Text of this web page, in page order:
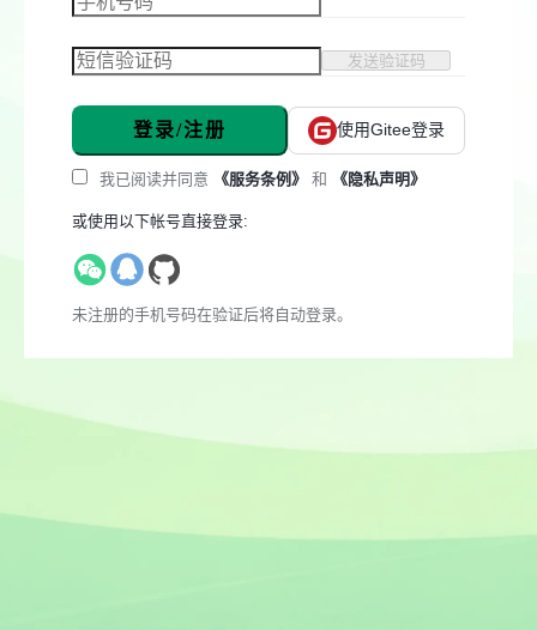
发送验证码
登录/注册 使用Gitee登录
我已阅读并同意 《服务条例》 和 《隐私声明》
或使用以下帐号直接登录:
未注册的手机号码在验证后将自动登录。